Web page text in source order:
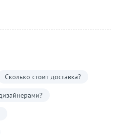
Сколько стоит доставка?